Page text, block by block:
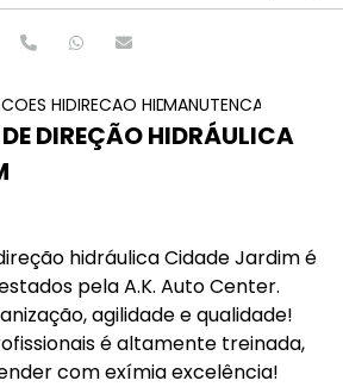
HIDRAULICAS
DIRECAO HIDRAULICA E ELETRICA
MANUTENCAO DE
DIREÇÃO HIDRÁULICA
hidráulica Cidade Jardim é
pela A.K. Auto Center.
agilidade e qualidade!
é altamente treinada,
com exímia excelência!